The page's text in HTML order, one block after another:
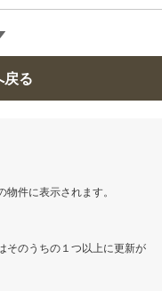
る
件に表示されます。
そのうちの１つ以上に更新が